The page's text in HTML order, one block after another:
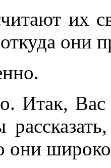
их
они
Итак, Вас
они